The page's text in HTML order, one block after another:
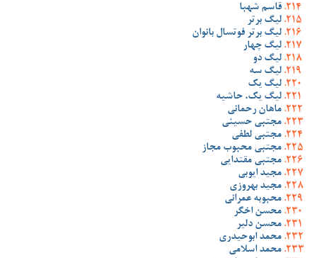
قاسم شهبا
لیگ برتر
لیگ برتر فوتسال بانوان
لیگ چهار
لیگ دو
لیگ سه
لیگ یک
لیگ یک، حاشیه
ماهان رحمانی
مجتبی حسینی
مجتبی لطفی
مجتبی محبوب مجاز
مجتبی مقتدایی
مجید ایوبی
مجید بهروزی
محبوبه عمرانی
محسن اخگر
محسن دلیر
محمد ابوحیدری
محمد اسلامی